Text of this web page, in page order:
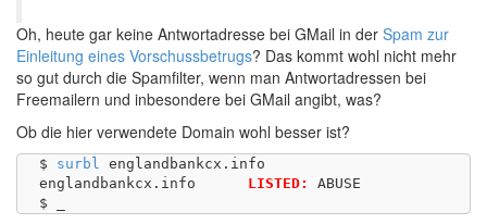
Oh, heute gar keine Antwortadresse bei GMail in der Spam zur
Einleitung eines Vorschussbetrugs? Das kommt wohl nicht mehr
so gut durch die Spamfilter, wenn man Antwortadressen bei
Freemailern und inbesondere bei GMail angibt, was?
Ob die hier verwendete Domain wohl besser ist?
$ surbl englandbankcx.info
LISTED:
ABUSE